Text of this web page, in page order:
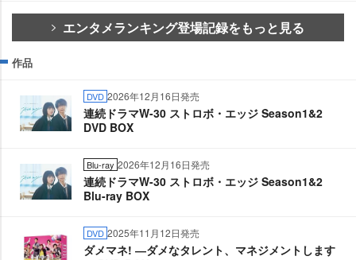
エンタメランキング登場記録をもっと見る
作品
DVD 2026年12月16日発売
連続ドラマW-30 ストロボ・エッジ Season1&2
DVD BOX
Blu-ray 2026年12月16日発売
連続ドラマW-30 ストロボ・エッジ Season1&2
Blu-ray BOX
DVD 2025年11月12日発売
ダメマネ! ―ダメなタレント、マネジメントします